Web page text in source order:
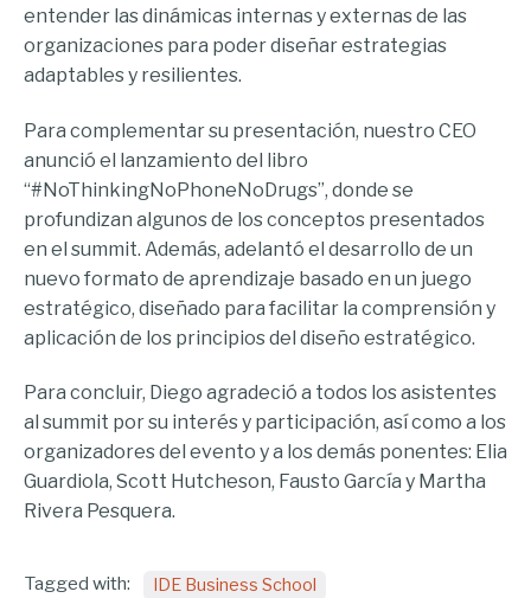
entender las dinámicas internas y externas de las
organizaciones para poder diseñar estrategias
adaptables y resilientes.
Para complementar su presentación, nuestro CEO
anunció el lanzamiento del libro
“#NoThinkingNoPhoneNoDrugs”, donde se
profundizan algunos de los conceptos presentados
en el summit. Además, adelantó el desarrollo de un
nuevo formato de aprendizaje basado en un juego
estratégico, diseñado para facilitar la comprensión y
aplicación de los principios del diseño estratégico.
Para concluir, Diego agradeció a todos los asistentes
al summit por su interés y participación, así como a los
organizadores del evento y a los demás ponentes: Elia
Guardiola, Scott Hutcheson, Fausto García y Martha
Rivera Pesquera.
Tagged with: IDE Business School